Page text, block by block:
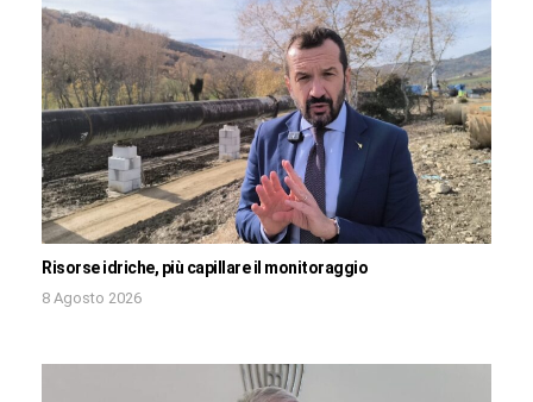
Risorse idriche, più capillare il monitoraggio
8 Agosto 2026